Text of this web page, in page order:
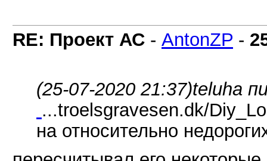
RE: Проект АС - AntonZP -
(25-07-2020 21:37)teluha
...troelsgravesen.dk/
на относительно